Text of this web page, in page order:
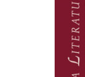
("Castilla"), La
epistemológico?
and the Crevices of
Literatury